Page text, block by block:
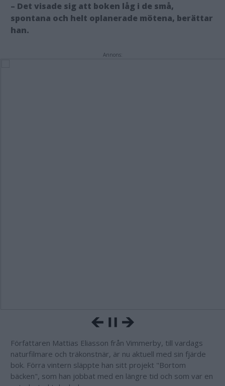
– Det visade sig att boken låg i de små,
spontana och helt oplanerade mötena, berättar
han.
Annons:
Författaren Mattias Eliasson från Vimmerby, till vardags
naturfilmare och träkonstnär, är nu aktuell med sin fjärde
bok. Förra vintern släppte han sitt projekt "Bortom
bäcken", som han jobbat med en längre tid och som var en